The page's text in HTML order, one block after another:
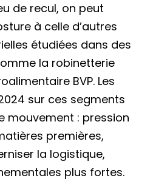
de recul, on peut
à celle d’autres
étudiées dans des
la robinetterie
BVP. Les
sur ces segments
mouvement : pression
premières,
la logistique,
plus fortes.